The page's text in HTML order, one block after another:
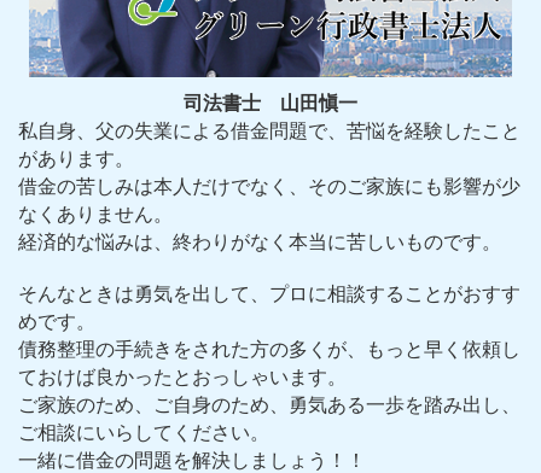
私自身、父の失業による借金問題で、苦悩を経験したこと
があります。
借金の苦しみは本人だけでなく、そのご家族にも影響が少
なくありません。
経済的な悩みは、終わりがなく本当に苦しいものです。
そんなときは勇気を出して、プロに相談することがおすす
めです。
債務整理の手続きをされた方の多くが、もっと早く依頼し
ておけば良かったとおっしゃいます。
ご家族のため、ご自身のため、勇気ある一歩を踏み出し、
ご相談にいらしてください。
一緒に借金の問題を解決しましょう！！
司法書士 山田愼一